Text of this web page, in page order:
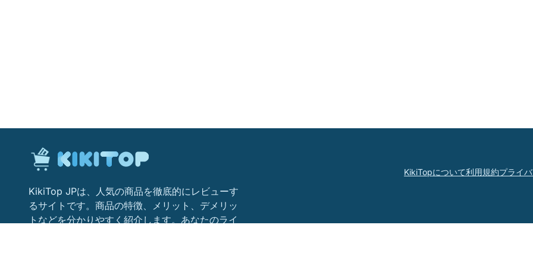
KikiTop JPは、人気の商品を徹底的にレビューす
るサイトです。商品の特徴、メリット、デメリッ
トなどを分かりやすく紹介します。あなたのライ
KikiTopについて利用規約プライ